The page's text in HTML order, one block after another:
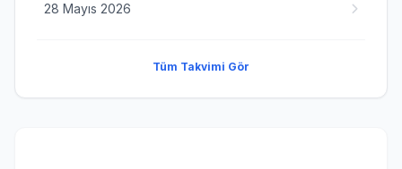
28 Mayıs 2026
Tüm Takvimi Gör